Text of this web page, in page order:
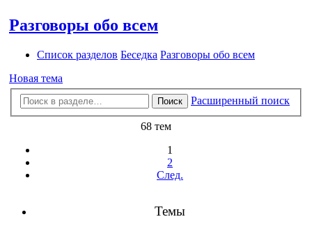
Разговоры обо всем
Список разделов Беседка Разговоры обо всем
Новая тема
Поиск Расширенный поиск
68 тем
1
2
След.
Темы